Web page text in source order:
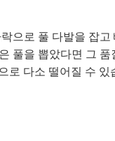
으로 풀 다발을 잡고
풀을 뽑았다면 그
로 다소 떨어질 수